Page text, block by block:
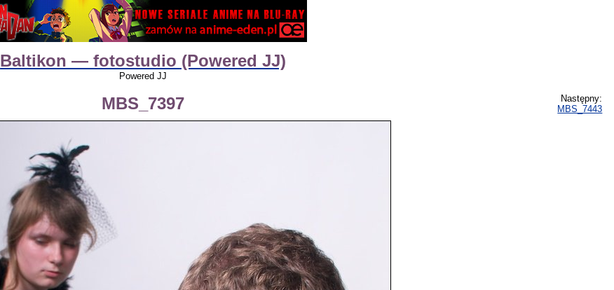
Baltikon — fotostudio (Powered JJ)
Powered JJ
MBS_7397
Następny:
MBS_7443